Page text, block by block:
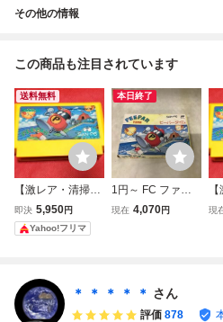
その他の情報
この商品も注目されています
送料無料
【激レア・清掃＆
動作確認済】FC
ファミコン『ピー
パータイム（PEE
ア必見・まとめ
て・大量
即決 5,950円
Yahoo!フリマ
本日終了
1円～ FC ファミ
コン ピーパータイ
現在 4,070円
動
現
＊ ＊ ＊ ＊ ＊ さん
評価 878